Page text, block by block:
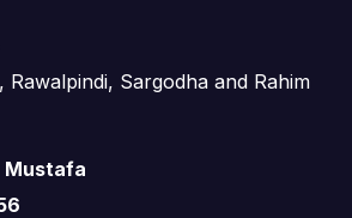
Sargodha and Rahim
Mustafa